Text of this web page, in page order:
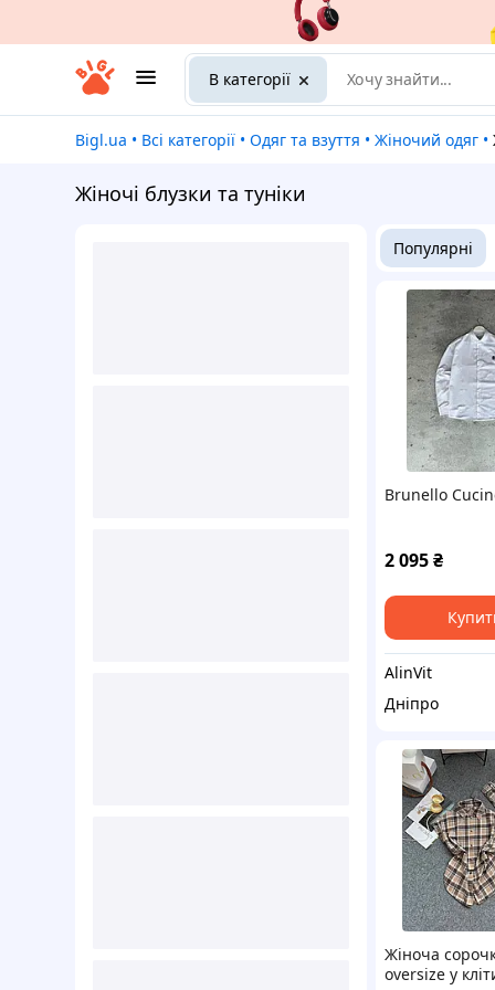
В категорії
Bigl.ua • Всі категорії • Одяг та взуття • Жіночий одяг •
Жіночі блузки та туніки
Популярні
Brunello
2 095₴
AlinVit
Дніпро
Жіноча
oversize у